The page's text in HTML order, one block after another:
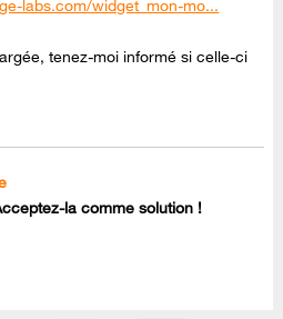
labs.com/widget_mon-mo...
tenez-moi informé si celle-ci
la comme solution !